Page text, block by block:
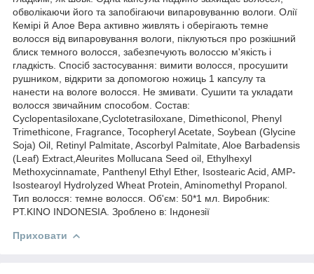
обволікаючи його та запобігаючи випаровуванню вологи. Олії
Кемірі й Алое Вера активно живлять і оберігають темне
волосся від випаровування вологи, піклуються про розкішний
блиск темного волосся, забезпечують волоссю м'якість і
гладкість. Спосіб застосування: вимити волосся, просушити
рушником, відкрити за допомогою ножиць 1 капсулу та
нанести на вологе волосся. Не змивати. Сушити та укладати
волосся звичайним способом. Состав:
Cyclopentasiloxane,Cyclotetrasiloxane, Dimethiconol, Phenyl
Trimethicone, Fragrance, Tocopheryl Acetate, Soybean (Glycine
Soja) Oil, Retinyl Palmitate, Ascorbyl Palmitate, Aloe Barbadensis
(Leaf) Extract,Aleurites Mollucana Seed oil, Ethylhexyl
Methoxycinnamate, Panthenyl Ethyl Ether, Isostearic Acid, AMP-
Isostearoyl Hydrolyzed Wheat Protein, Aminomethyl Propanol.
Тип волосся: темне волосся. Об'єм: 50*1 мл. Виробник:
PT.KINO INDONESIA. Зроблено в: Індонезії
Приховати